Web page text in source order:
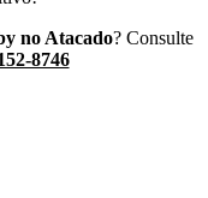
no Atacado? Consulte
8746